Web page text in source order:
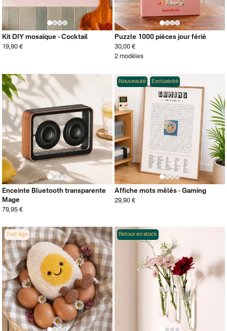
Kit DIY mosaïque - Cocktail
19,90 €
Puzzle 1000 pièces jour férié
30,00 €
2 modèles
Enceinte Bluetooth transparente
Mage
79,95 €
Nouveauté Exclusivité
Affiche mots mêlés - Gaming
29,90 €
Tout âge Retour en stock